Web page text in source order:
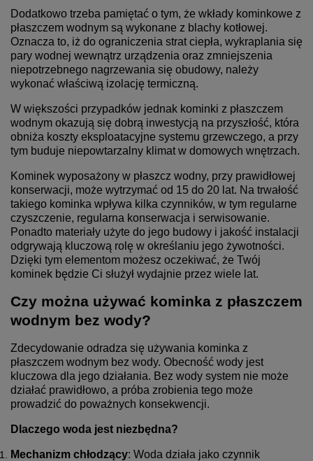
Dodatkowo trzeba pamiętać o tym, że wkłady kominkowe z
płaszczem wodnym są wykonane z blachy kotłowej.
Oznacza to, iż do ograniczenia strat ciepła, wykraplania się
pary wodnej wewnątrz urządzenia oraz zmniejszenia
niepotrzebnego nagrzewania się obudowy, należy
wykonać właściwą izolację termiczną.
W większości przypadków jednak kominki z płaszczem
wodnym okazują się dobrą inwestycją na przyszłość, która
obniża koszty eksploatacyjne systemu grzewczego, a przy
tym buduje niepowtarzalny klimat w domowych wnętrzach.
Kominek wyposażony w płaszcz wodny, przy prawidłowej
konserwacji, może wytrzymać od 15 do 20 lat. Na trwałość
takiego kominka wpływa kilka czynników, w tym regularne
czyszczenie, regularna konserwacja i serwisowanie.
Ponadto materiały użyte do jego budowy i jakość instalacji
odgrywają kluczową rolę w określaniu jego żywotności.
Dzięki tym elementom możesz oczekiwać, że Twój
kominek będzie Ci służył wydajnie przez wiele lat.
Czy można używać kominka z płaszczem
wodnym bez wody?
Zdecydowanie odradza się używania kominka z
płaszczem wodnym bez wody. Obecność wody jest
kluczowa dla jego działania. Bez wody system nie może
działać prawidłowo, a próba zrobienia tego może
prowadzić do poważnych konsekwencji.
Dlaczego woda jest niezbędna?
Mechanizm chłodzący: Woda działa jako czynnik